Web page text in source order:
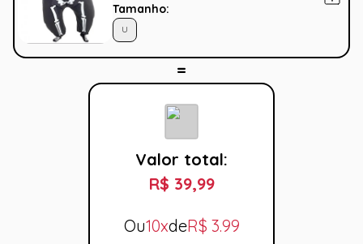
Tamanho:
U
Valor total:
R$ 39,99
Ou10xdeR$ 3.99